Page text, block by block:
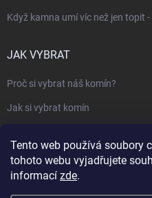
Tento web používá soubory
tohoto webu vyjadřujete
informací zde.
Když kamna umí víc než jen topit
JAK VYBRAT
Proč si vybrat náš komín?
Jak si vybrat komín
Jak vybrat kamna nebo krbovou
Jak postavit krbovou obestavbu